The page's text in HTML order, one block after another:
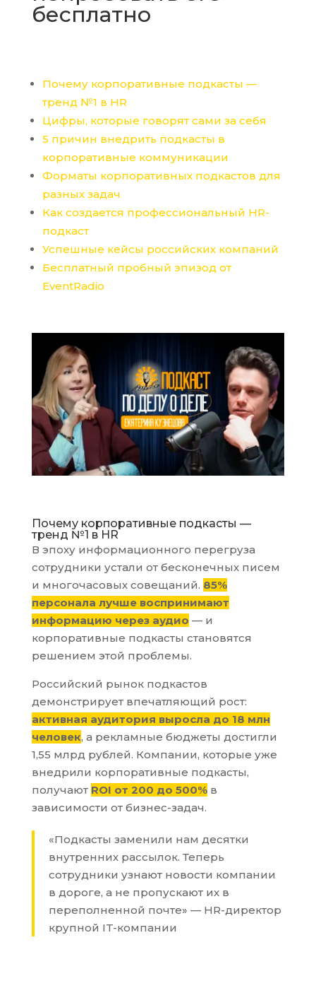
бесплатно
Почему корпоративные подкасты —
тренд №1 в HR
Цифры, которые говорят сами за себя
5 причин внедрить подкасты в
корпоративные коммуникации
Форматы корпоративных подкастов для
разных задач
Как создается профессиональный HR-
подкаст
Успешные кейсы российских компаний
Бесплатный пробный эпизод от
EventRadio
Почему корпоративные подкасты —
тренд №1 в HR
В эпоху информационного перегруза
сотрудники устали от бесконечных писем
и многочасовых совещаний. 85%
персонала лучше воспринимают
информацию через аудио — и
корпоративные подкасты становятся
решением этой проблемы.
Российский рынок подкастов
демонстрирует впечатляющий рост:
активная аудитория выросла до 18 млн
человек, а рекламные бюджеты достигли
1,55 млрд рублей. Компании, которые уже
внедрили корпоративные подкасты,
получают ROI от 200 до 500%в
зависимости от бизнес-задач.
«Подкасты заменили нам десятки
внутренних рассылок. Теперь
сотрудники узнают новости компании
в дороге, а не пропускают их в
переполненной почте» — HR-директор
крупной IT-компании